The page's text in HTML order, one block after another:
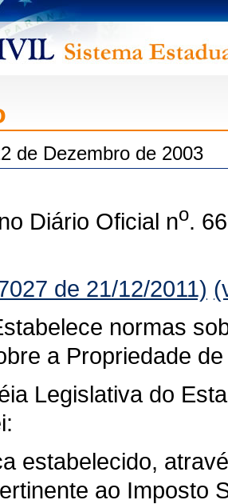
de Dezembro de 2003
Diário Oficial no.
de 21/12/2011)
normas
a Propriedade
Legislativa do
estabelecido,
ao Imposto